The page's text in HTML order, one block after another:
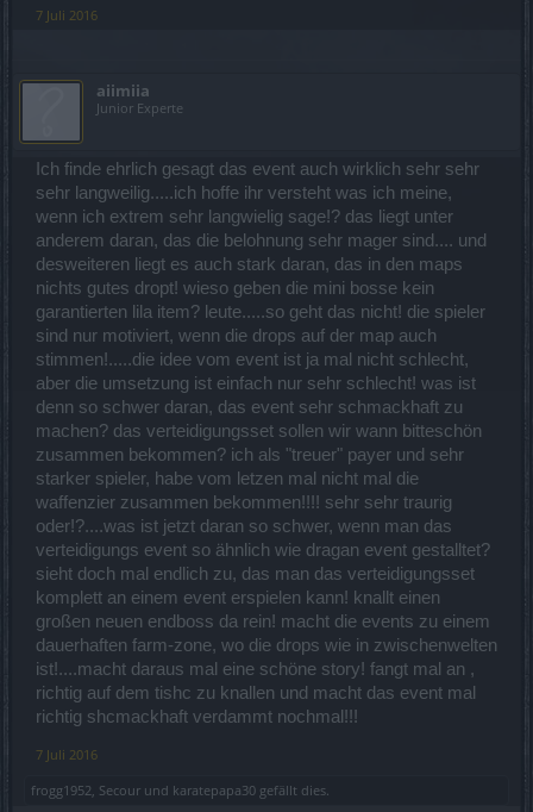
7 Juli 2016
aiimiia
Junior Experte
Ich finde ehrlich gesagt das event auch wirklich sehr sehr
sehr langweilig.....ich hoffe ihr versteht was ich meine,
wenn ich extrem sehr langwielig sage!? das liegt unter
anderem daran, das die belohnung sehr mager sind.... und
desweiteren liegt es auch stark daran, das in den maps
nichts gutes dropt! wieso geben die mini bosse kein
garantierten lila item? leute.....so geht das nicht! die spieler
sind nur motiviert, wenn die drops auf der map auch
stimmen!.....die idee vom event ist ja mal nicht schlecht,
aber die umsetzung ist einfach nur sehr schlecht! was ist
denn so schwer daran, das event sehr schmackhaft zu
machen? das verteidigungsset sollen wir wann bitteschön
zusammen bekommen? ich als "treuer" payer und sehr
starker spieler, habe vom letzen mal nicht mal die
waffenzier zusammen bekommen!!!! sehr sehr traurig
oder!?....was ist jetzt daran so schwer, wenn man das
verteidigungs event so ähnlich wie dragan event gestalltet?
sieht doch mal endlich zu, das man das verteidigungsset
komplett an einem event erspielen kann! knallt einen
großen neuen endboss da rein! macht die events zu einem
dauerhaften farm-zone, wo die drops wie in zwischenwelten
ist!....macht daraus mal eine schöne story! fangt mal an ,
richtig auf dem tishc zu knallen und macht das event mal
richtig shcmackhaft verdammt nochmal!!!
7 Juli 2016
frogg1952, Secour und karatepapa30 gefällt dies.